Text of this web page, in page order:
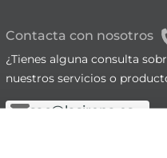
Contacta con nosotros
¿Tienes alguna consulta
nuestros servicios o
sac@lasirena.es